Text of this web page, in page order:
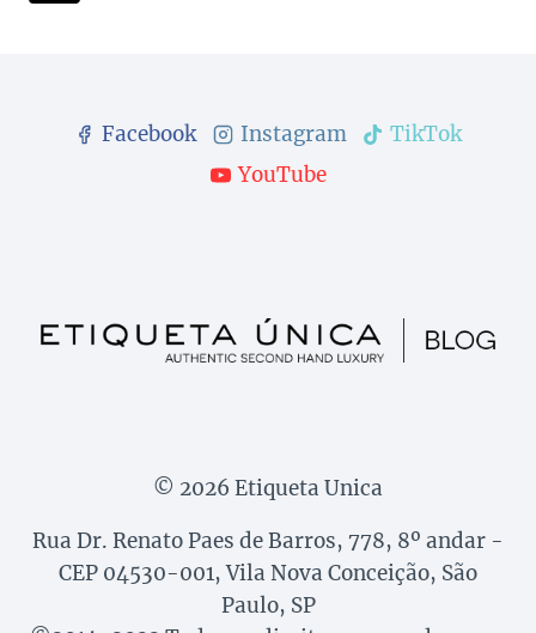
Facebook Instagram
TikTok
YouTube
© 2026 Etiqueta Unica
Rua Dr. Renato Paes de Barros, 778, 8º andar -
CEP 04530-001, Vila Nova Conceição, São
Paulo, SP